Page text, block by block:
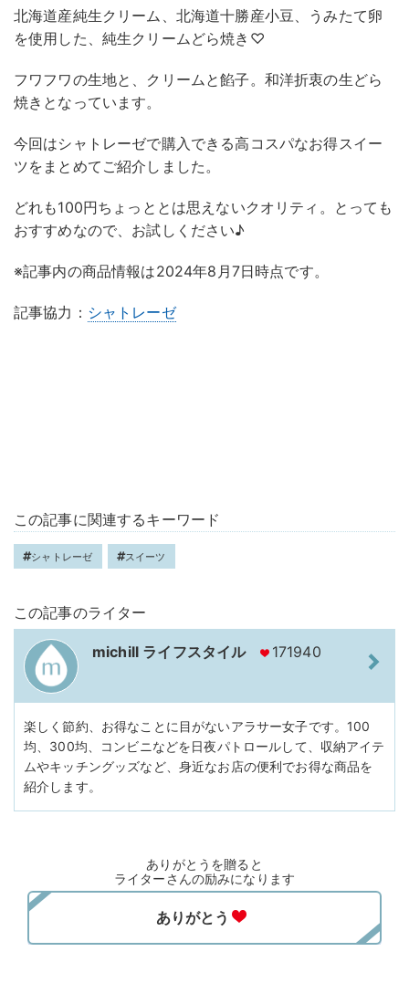
北海道産純生クリーム、北海道十勝産小豆、うみたて卵
を使用した、純生クリームどら焼き♡
フワフワの生地と、クリームと餡子。和洋折衷の生どら
焼きとなっています。
今回はシャトレーゼで購入できる高コスパなお得スイー
ツをまとめてご紹介しました。
どれも100円ちょっととは思えないクオリティ。とっても
おすすめなので、お試しください♪
※記事内の商品情報は2024年8月7日時点です。
記事協力： シャトレーゼ
この記事に関連するキーワード
シャトレーゼ スイーツ
この記事のライター
michill ライフスタイル 171940
楽しく節約、お得なことに目がないアラサー女子です。100
均、300均、コンビニなどを日夜パトロールして、収納アイテ
ムやキッチングッズなど、身近なお店の便利でお得な商品を
紹介します。
ありがとうを贈ると
ライターさんの励みになります